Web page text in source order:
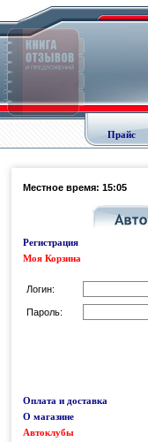
Прайс
Местное время: 15:05
Регистрация
Моя Корзина
Логин:
Пароль:
Оплата и доставка
О магазине
Автоклубы